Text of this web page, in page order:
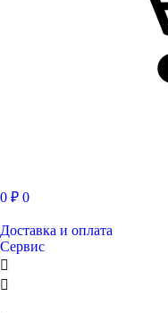
0 ₽ 0
Доставка и оплата
Сервис